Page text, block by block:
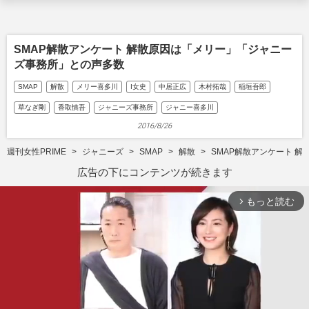
SMAP解散アンケート 解散原因は「メリー」「ジャニー
ズ事務所」との声多数
SMAP 解散 メリー喜多川 I女史 中居正広 木村拓哉 稲垣吾郎
草なぎ剛 香取慎吾 ジャニーズ事務所 ジャニー喜多川
2016/8/26
週刊女性PRIME ジャニーズ SMAP 解散 SMAP解散アンケート 解
広告の下にコンテンツが続きます
arrow_forward_ios もっと読む